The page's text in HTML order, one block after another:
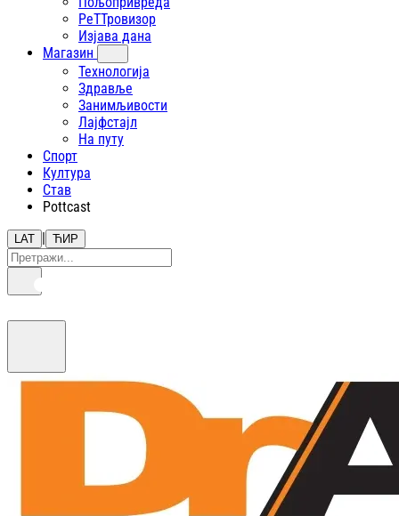
РеТТровизор
Изјава дана
Магазин
Технологија
Здравље
Занимљивости
Лајфстajл
На путу
Спорт
Култура
Став
Pottcast
LAT | ЋИР